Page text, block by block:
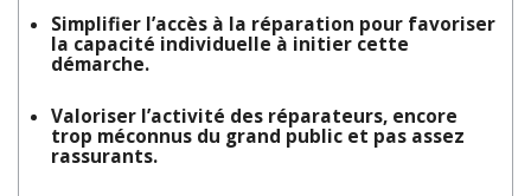
Simplifier l’accès à la réparation pour favoriser
la capacité individuelle à initier cette
démarche.
Valoriser l’activité des réparateurs, encore
trop méconnus du grand public et pas assez
rassurants.